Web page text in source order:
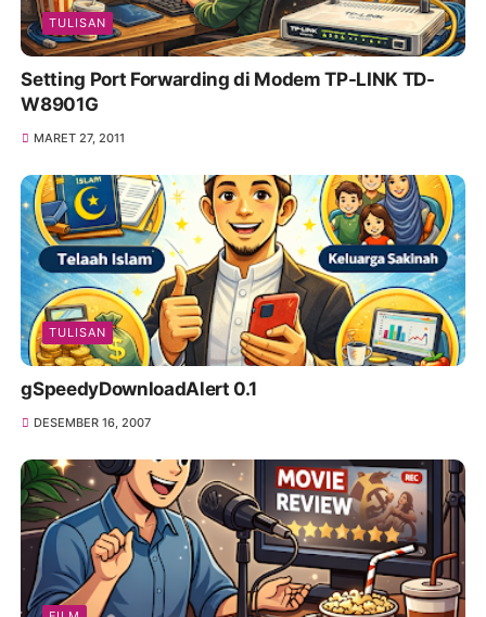
TULISAN
Setting Port Forwarding di Modem TP-LINK TD-
W8901G
MARET 27, 2011
TULISAN
gSpeedyDownloadAlert 0.1
DESEMBER 16, 2007